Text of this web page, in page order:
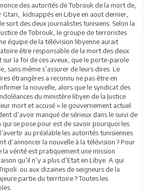
des autorités de Tobrouk de la mort de,
Gtari, kidnappés en Libye en aout dernier,
sort des deux journalistes tunisiens. Selon la
de Tobrouk, le groupe de terroristes
équipe de la télévision libyenne aurait
être responsable de la mort des deux
sur la foi de ces aveux, que le porte-parole
sans même s’assurer de leurs dires. Le
étrangères a reconnu ne pas être en
la nouvelle, alors que le syndicat des
du ministère libyen de la Justice
mort et accusé « le gouvernement actuel
d’avoir manqué de sérieux dans le suivi de
se pose pour est de savoir pourquoi les
au préalable les autorités tunisiennes
d’annoncer la nouvelle à la télévision ? Pour
la vérité est pratiquement une mission
qu’il n’y a plus d’Etat en Libye. A qui
ou aux dizaines de seigneurs de la
partie du territoire ? Toutes les